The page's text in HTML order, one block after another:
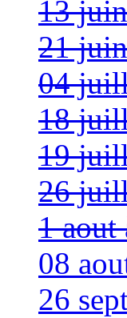
13
21
04
18
19
26
1 aout
08
26